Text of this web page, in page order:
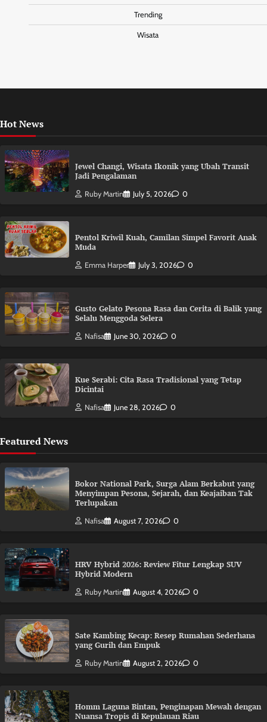
Trending
Wisata
Hot News
Jewel Changi, Wisata Ikonik yang Ubah Transit
Jadi Pengalaman
Ruby Martin July 5, 2026 0
Pentol Kriwil Kuah, Camilan Simpel Favorit Anak
Muda
Emma Harper July 3, 2026 0
Gusto Gelato Pesona Rasa dan Cerita di Balik yang
Selalu Menggoda Selera
Nafisa June 30, 2026 0
Kue Serabi: Cita Rasa Tradisional yang Tetap
Dicintai
Nafisa June 28, 2026 0
Featured News
Bokor National Park, Surga Alam Berkabut yang
Menyimpan Pesona, Sejarah, dan Keajaiban Tak
Terlupakan
Nafisa August 7, 2026 0
HRV Hybrid 2026: Review Fitur Lengkap SUV
Hybrid Modern
Ruby Martin August 4, 2026 0
Sate Kambing Kecap: Resep Rumahan Sederhana
yang Gurih dan Empuk
Ruby Martin August 2, 2026 0
Homm Laguna Bintan, Penginapan Mewah dengan
Nuansa Tropis di Kepulauan Riau